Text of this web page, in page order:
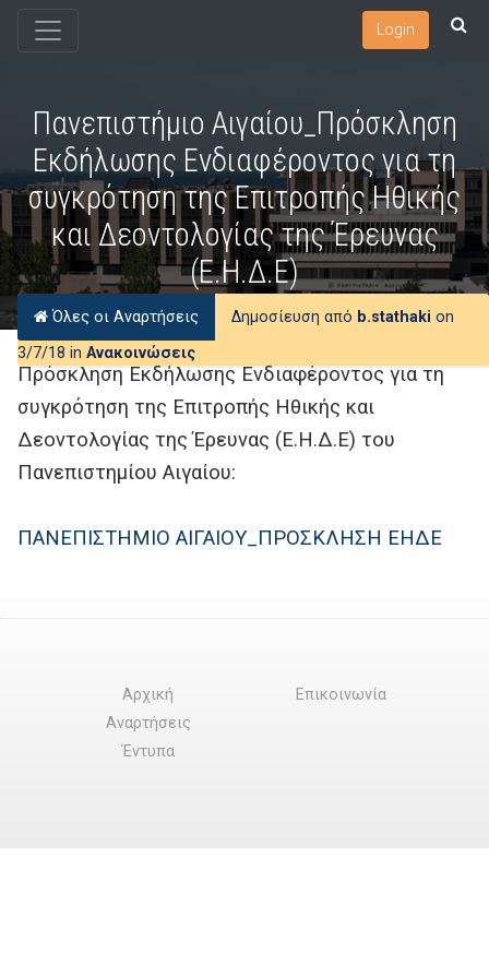
Login
Πανεπιστήμιο Αιγαίου_Πρόσκληση
Εκδήλωσης Ενδιαφέροντος για τη
συγκρότηση της Επιτροπής Ηθικής
και Δεοντολογίας της Έρευνας
(Ε.Η.Δ.Ε)
Όλες οι Αναρτήσεις Δημοσίευση από b.stathaki on
3/7/18 in Ανακοινώσεις
Πρόσκληση Εκδήλωσης Ενδιαφέροντος για τη
συγκρότηση της Επιτροπής Ηθικής και
Δεοντολογίας της Έρευνας (Ε.Η.Δ.Ε) του
Πανεπιστημίου Αιγαίου:
ΠΑΝΕΠΙΣΤΗΜΙΟ ΑΙΓΑΙΟΥ_ΠΡΟΣΚΛΗΣΗ ΕΗΔΕ
Αρχική
Αναρτήσεις
Έντυπα
Επικοινωνία